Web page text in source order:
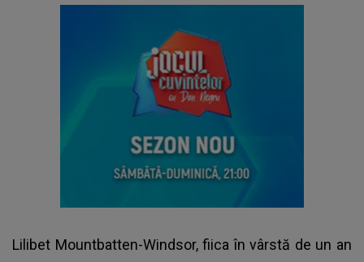
Lilibet Mountbatten-Windsor, fiica în vârstă de un an